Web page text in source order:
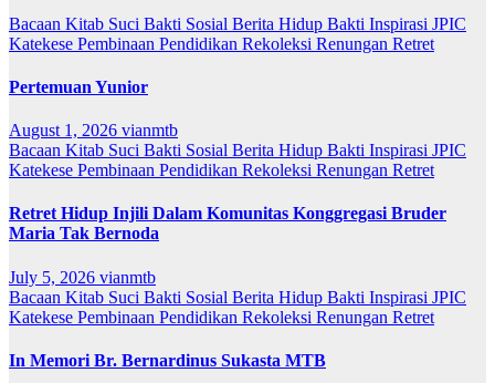
Bacaan Kitab Suci Bakti Sosial Berita Hidup Bakti Inspirasi JPIC
Katekese Pembinaan Pendidikan Rekoleksi Renungan Retret
Pertemuan Yunior
August 1, 2026 vianmtb
Bacaan Kitab Suci Bakti Sosial Berita Hidup Bakti Inspirasi JPIC
Katekese Pembinaan Pendidikan Rekoleksi Renungan Retret
Retret Hidup Injili Dalam Komunitas Konggregasi Bruder
Maria Tak Bernoda
July 5, 2026 vianmtb
Bacaan Kitab Suci Bakti Sosial Berita Hidup Bakti Inspirasi JPIC
Katekese Pembinaan Pendidikan Rekoleksi Renungan Retret
In Memori Br. Bernardinus Sukasta MTB